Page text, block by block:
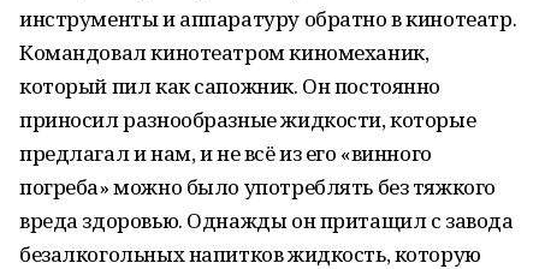
инструменты и аппаратуру обратно в кинотеатр.
Командовал кинотеатром киномеханик,
который пил как сапожник. Он постоянно
приносил разнообразные жидкости, которые
предлагал и нам, и не всё из его «винного
погреба» можно было употреблять без тяжкого
вреда здоровью. Однажды он притащил с завода
безалкогольных напитков жидкость, которую